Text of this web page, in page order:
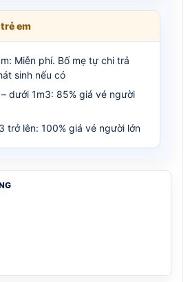
em
Miễn phí. Bố mẹ tự chi trả
sinh nếu có
dưới 1m3: 85% giá vé người
trở lên: 100% giá vé người lớn